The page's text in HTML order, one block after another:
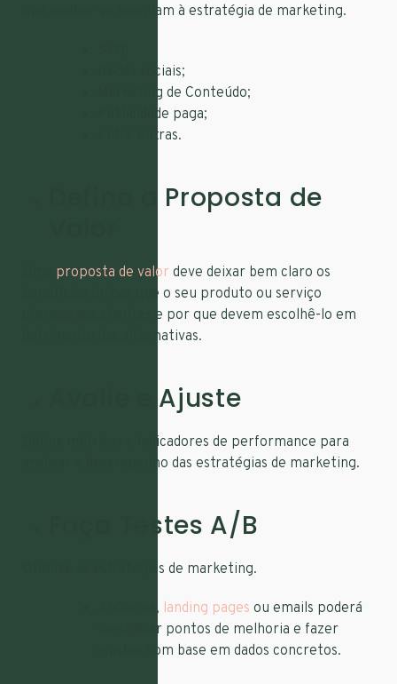
que melhor se adequam à estratégia de marketing.
Redes sociais;
Marketing de Conteúdo;
Publicidade paga;
Entre outras.
Defina a Proposta de
proposta de valor deve deixar bem claro os
benefícios únicos que o seu produto ou serviço
oferece aos clientes e por que devem escolhê-lo em
detrimento das alternativas.
Avalie e Ajuste
Defina métricas e indicadores de performance para
analisar o desempenho das estratégias de marketing.
Faça Testes A/B
Otimize as estratégias de marketing.
Anúncios, landing pages ou emails poderá
identificar pontos de melhoria e fazer
ajustes com base em dados concretos.